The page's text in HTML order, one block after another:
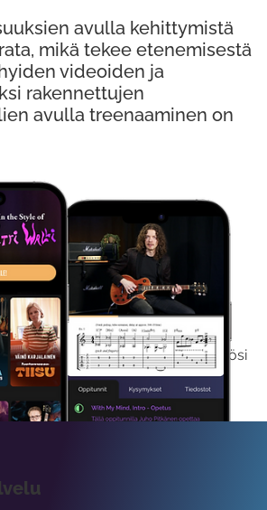
Ilmaiseksi
saat koko sisältömme käyttöösi
viikon ajaksi.
avulla kehittymistä
mikä tekee etenemisestä
videoiden ja
rakennettujen
avulla treenaaminen on